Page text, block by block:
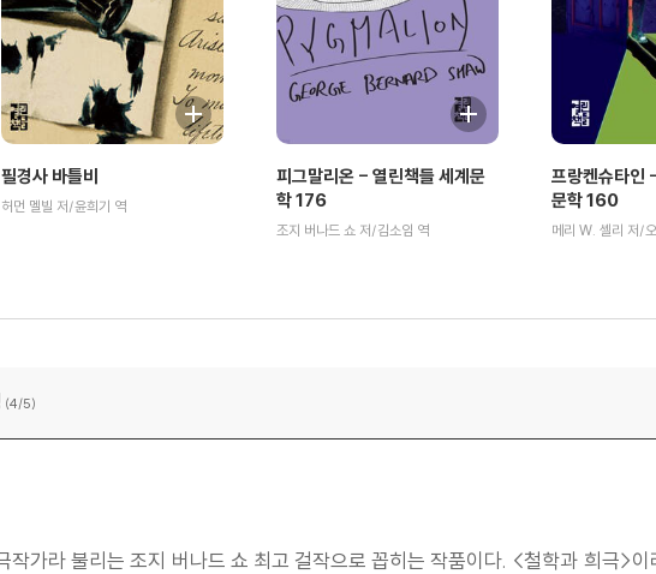
필경사 바틀비
허먼 멜빌 저/윤희기 역
피그말리온 - 열린책들 세계문
학 176
조지 버나드 쇼 저/김소임 역
프랑켄슈타인
문학 160
메리 W. 셸리 저/
(4/5)
작가라 불리는 조지 버나드 쇼 최고 걸작으로 꼽히는 작품이다. <철학과 희극>